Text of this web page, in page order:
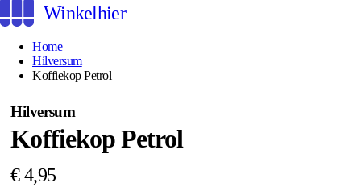
Winkelhier
Home
Hilversum
Koffiekop Petrol
Hilversum
Koffiekop Petrol
€ 4,95